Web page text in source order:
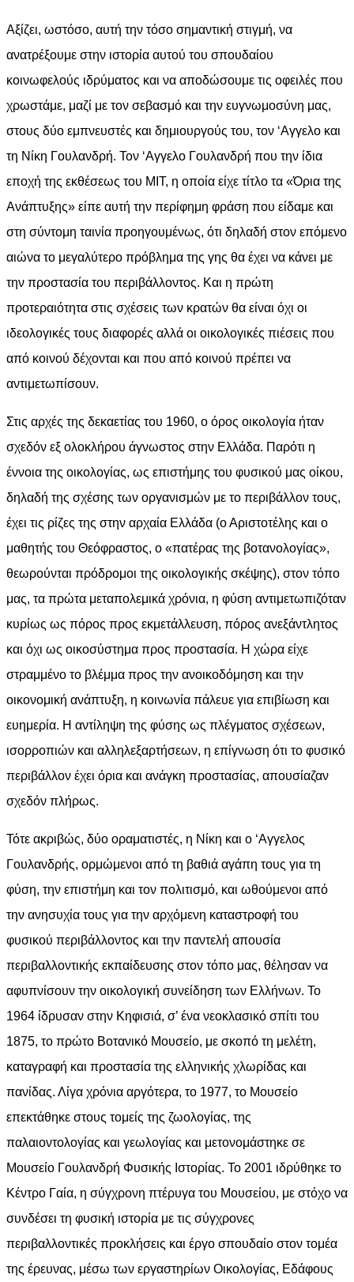
Αξίζει, ωστόσο, αυτή την τόσο σημαντική στιγμή, να
ανατρέξουμε στην ιστορία αυτού του σπουδαίου
κοινωφελούς ιδρύματος και να αποδώσουμε τις οφειλές που
χρωστάμε, μαζί με τον σεβασμό και την ευγνωμοσύνη μας,
στους δύο εμπνευστές και δημιουργούς του, τον ‘Αγγελο και
τη Νίκη Γουλανδρή. Τον ‘Αγγελο Γουλανδρή που την ίδια
εποχή της εκθέσεως του ΜΙΤ, η οποία είχε τίτλο τα «Όρια της
Ανάπτυξης» είπε αυτή την περίφημη φράση που είδαμε και
στη σύντομη ταινία προηγουμένως, ότι δηλαδή στον επόμενο
αιώνα το μεγαλύτερο πρόβλημα της γης θα έχει να κάνει με
την προστασία του περιβάλλοντος. Και η πρώτη
προτεραιότητα στις σχέσεις των κρατών θα είναι όχι οι
ιδεολογικές τους διαφορές αλλά οι οικολογικές πιέσεις που
από κοινού δέχονται και που από κοινού πρέπει να
αντιμετωπίσουν.
Στις αρχές της δεκαετίας του 1960, ο όρος οικολογία ήταν
σχεδόν εξ ολοκλήρου άγνωστος στην Ελλάδα. Παρότι η
έννοια της οικολογίας, ως επιστήμης του φυσικού μας οίκου,
δηλαδή της σχέσης των οργανισμών με το περιβάλλον τους,
έχει τις ρίζες της στην αρχαία Ελλάδα (ο Αριστοτέλης και ο
μαθητής του Θεόφραστος, ο «πατέρας της βοτανολογίας»,
θεωρούνται πρόδρομοι της οικολογικής σκέψης), στον τόπο
μας, τα πρώτα μεταπολεμικά χρόνια, η φύση αντιμετωπιζόταν
κυρίως ως πόρος προς εκμετάλλευση, πόρος ανεξάντλητος
και όχι ως οικοσύστημα προς προστασία. Η χώρα είχε
στραμμένο το βλέμμα προς την ανοικοδόμηση και την
οικονομική ανάπτυξη, η κοινωνία πάλευε για επιβίωση και
ευημερία. Η αντίληψη της φύσης ως πλέγματος σχέσεων,
ισορροπιών και αλληλεξαρτήσεων, η επίγνωση ότι το φυσικό
περιβάλλον έχει όρια και ανάγκη προστασίας, απουσίαζαν
σχεδόν πλήρως.
Τότε ακριβώς, δύο οραματιστές, η Νίκη και ο ‘Αγγελος
Γουλανδρής, ορμώμενοι από τη βαθιά αγάπη τους για τη
φύση, την επιστήμη και τον πολιτισμό, και ωθούμενοι από
την ανησυχία τους για την αρχόμενη καταστροφή του
φυσικού περιβάλλοντος και την παντελή απουσία
περιβαλλοντικής εκπαίδευσης στον τόπο μας, θέλησαν να
αφυπνίσουν την οικολογική συνείδηση των Ελλήνων. Το
1964 ίδρυσαν στην Κηφισιά, σ’ ένα νεοκλασικό σπίτι του
1875, το πρώτο Βοτανικό Μουσείο, με σκοπό τη μελέτη,
καταγραφή και προστασία της ελληνικής χλωρίδας και
πανίδας. Λίγα χρόνια αργότερα, το 1977, το Μουσείο
επεκτάθηκε στους τομείς της ζωολογίας, της
παλαιοντολογίας και γεωλογίας και μετονομάστηκε σε
Μουσείο Γουλανδρή Φυσικής Ιστορίας. Το 2001 ιδρύθηκε το
Κέντρο Γαία, η σύγχρονη πτέρυγα του Μουσείου, με στόχο να
συνδέσει τη φυσική ιστορία με τις σύγχρονες
περιβαλλοντικές προκλήσεις και έργο σπουδαίο στον τομέα
της έρευνας, μέσω των εργαστηρίων Οικολογίας, Εδάφους